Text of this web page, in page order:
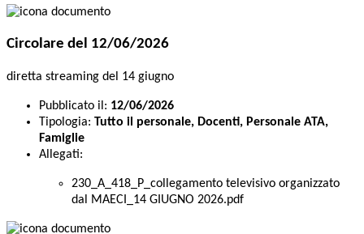
Circolare del 12/06/2026
diretta streaming del 14 giugno
Pubblicato il: 12/06/2026
Tipologia: Tutto il personale, Docenti, Personale ATA,
Famiglie
Allegati:
230_A_418_P_collegamento televisivo organizzato
dal MAECI_14 GIUGNO 2026.pdf